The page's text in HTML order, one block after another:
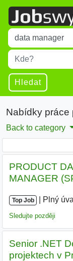
Title
Type 1 or more
Místo
Type 1 or more
Hledat
Nabídky práce
Back to category
PRODUCT
MANAGER
Top Job Plný
Sledujte později
Senior .NET
projektech v